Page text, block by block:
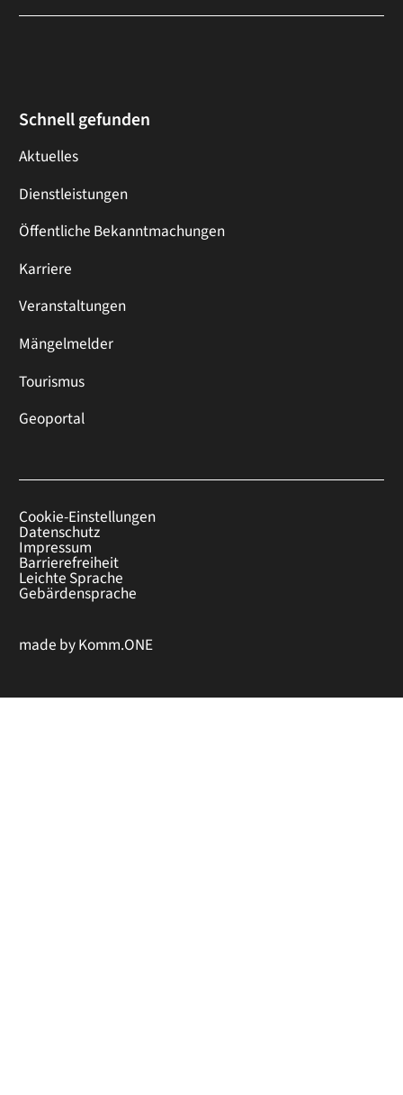
Schnell gefunden
Aktuelles
Dienstleistungen
Öffentliche Bekanntmachungen
Karriere
Veranstaltungen
Mängelmelder
Tourismus
Geoportal
Cookie-Einstellungen
Datenschutz
Impressum
Barrierefreiheit
Leichte Sprache
Gebärdensprache
made byKomm.ONE